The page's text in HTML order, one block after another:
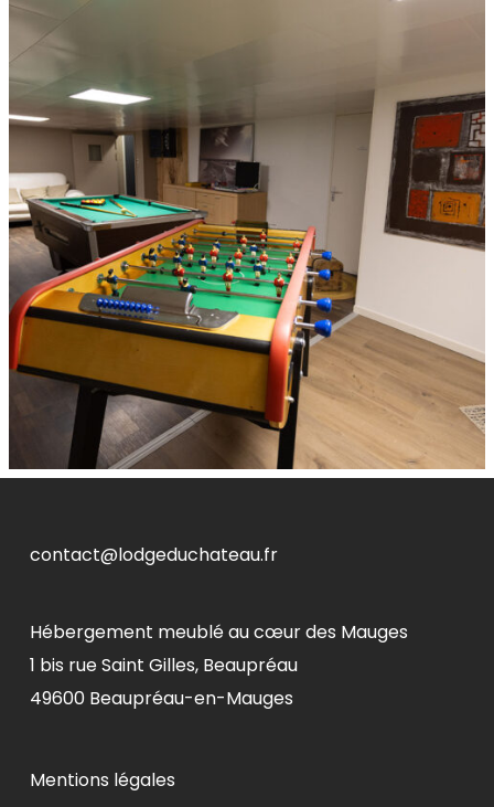
contact@lodgeduchateau.fr
Hébergement meublé au cœur des Mauges
1 bis rue Saint Gilles, Beaupréau
49600 Beaupréau-en-Mauges
Mentions légales